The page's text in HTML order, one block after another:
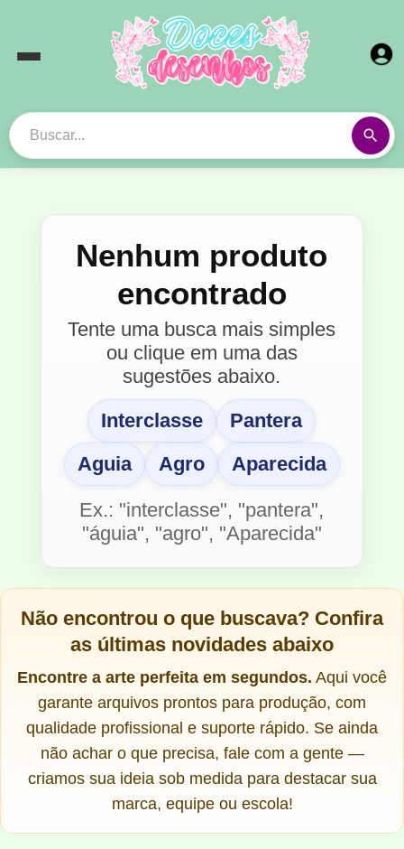
Nenhum produto
encontrado
Tente uma busca mais simples
ou clique em uma das
sugestões abaixo.
Interclasse
Pantera
Aguia
Agro Aparecida
Ex.: "interclasse", "pantera",
"águia", "agro", "Aparecida"
Não encontrou o que buscava? Confira
as últimas novidades abaixo
Encontre a arte perfeita em segundos. Aqui você
garante arquivos prontos para produção, com
qualidade profissional e suporte rápido. Se ainda
não achar o que precisa, fale com a gente —
criamos sua ideia sob medida para destacar sua
marca, equipe ou escola!